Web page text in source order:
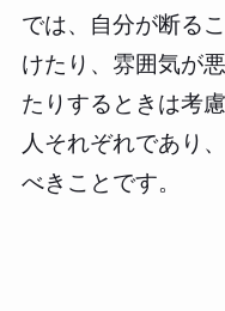
では、自分が断る
けたり、雰囲気が
たりするときは考
人それぞれであり
べきことです。